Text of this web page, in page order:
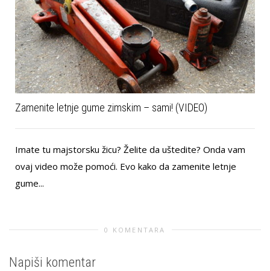
Zamenite letnje gume zimskim – sami! (VIDEO)
Imate tu majstorsku žicu? Želite da uštedite? Onda vam
ovaj video može pomoći. Evo kako da zamenite letnje
gume...
0 KOMENTARA
Napiši komentar